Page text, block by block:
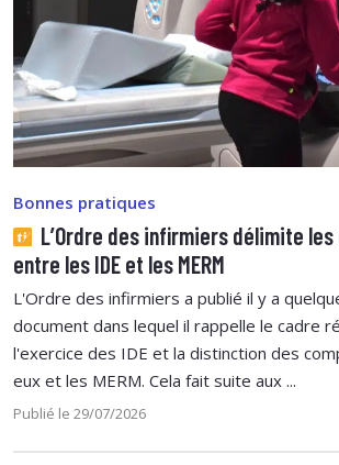
Bonnes pratiques
L’Ordre des infirmiers délimite
entre les IDE et les MERM
L'Ordre des infirmiers a publié il y a
document dans lequel il rappelle le cadre
l'exercice des IDE et la distinction des
eux et les MERM. Cela fait suite aux ...
Publié le 29/07/2026